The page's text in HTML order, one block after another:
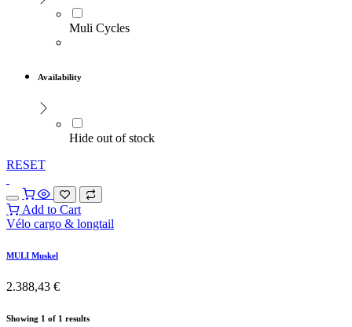
Muli Cycles
Availability
Hide out of stock
RESET
Add to Cart
Vélo cargo & longtail
MULI Muskel
2.388,43 €
Showing 1 of 1 results